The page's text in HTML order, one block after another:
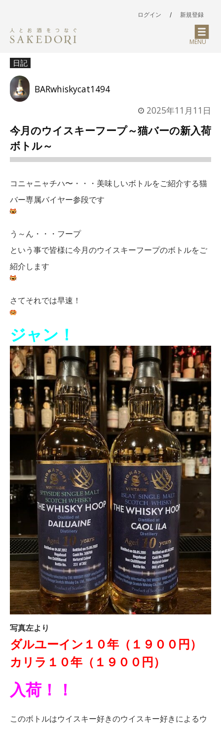
ログイン / 新規登録
MENU
日記
BARwhiskycat1494
2025年11月11日
今月のウイスキーフープ～猫バーの新入荷
ボトル～
コニャニャチハ〜・・・美味しいボトルをご紹介する猫
バー専属バイヤー参段です
う～ん・・・フープ
という事で皆様に今月のウイスキーフープのボトルをご
紹介します
さてそれでは早速！
ジャン！
写真左より
ダルユーイン１０年（１９００円）
カリラ１０年（１９００円）
入荷！！
このボトルはウイスキー好きのウイスキー好きによるウ